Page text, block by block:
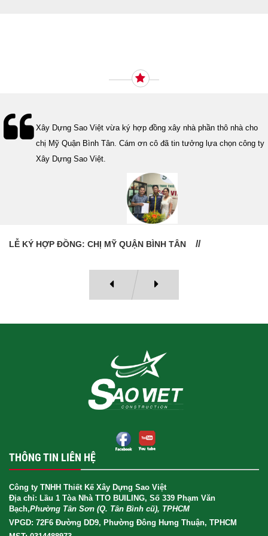
Lễ bàn giao nhà cho gia đình Cô Vân quận 11. Cám ơn anh Tính
đã tin tưởng, lựa chọn công ty Xây Dựng Sao Việt.
LỄ BÀN GIAO NHÀ: CÔ VÂN QUẬN 11
THÔNG TIN LIÊN HỆ
Công ty TNHH Thiết Kế Xây Dựng Sao Việt
Địa chỉ: Lầu 1 Tòa Nhà TTO BUILING, Số 339 Phạm Văn
Bạch,Phường Tân Sơn (Q. Tân Bình cũ), TPHCM
VPGD: 72F6 Đường DD9, Phường Đông Hưng Thuận, TPHCM